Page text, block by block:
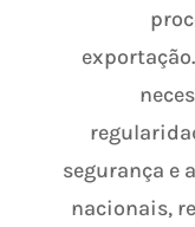
segurança e
nacionais,